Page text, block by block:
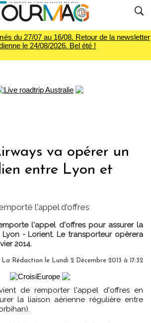
du 27/07 au 16/08. Retour de la newsletter
le 24/08/2026. Bel été !
va opérer un
entre Lyon et
l'appel d'offres
l'appel d'offres pour assurer la
- Lorient. Le transporteur opèrera
2014.
La Rédaction le Lundi 2 Décembre 2013 à 17:32
la liaison aérienne régulière entre